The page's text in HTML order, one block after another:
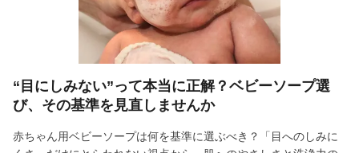
“目にしみない”って本当に正解？ベビーソープ選
び、その基準を見直しませんか
赤ちゃん用ベビーソープは何を基準に選ぶべき？「目へのしみに